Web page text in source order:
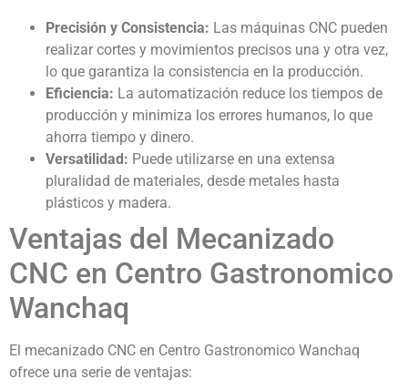
Precisión y Consistencia: Las máquinas CNC pueden
realizar cortes y movimientos precisos una y otra vez,
lo que garantiza la consistencia en la producción.
Eficiencia: La automatización reduce los tiempos de
producción y minimiza los errores humanos, lo que
ahorra tiempo y dinero.
Versatilidad: Puede utilizarse en una extensa
pluralidad de materiales, desde metales hasta
plásticos y madera.
Ventajas del Mecanizado
CNC en Centro Gastronomico
Wanchaq
El mecanizado CNC en Centro Gastronomico Wanchaq
ofrece una serie de ventajas: